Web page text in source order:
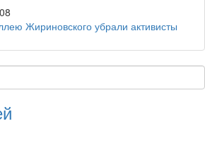
Жириновского убрали активисты